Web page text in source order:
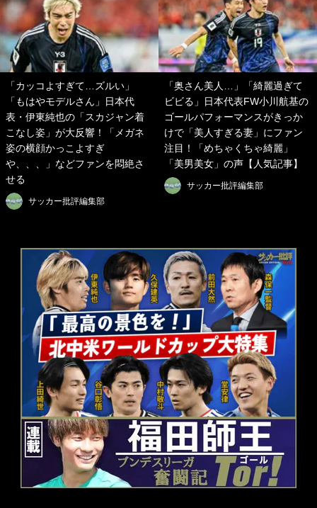
「カッコよすぎて…ズルい」
「もはやモデルさん」日本代
表・伊東純也の「スカジャン着
こなし姿」が大反響！「メガネ
姿の横顔かっこよすぎ
や、、、」などファンを悶絶さ
せる
サッカー批評編集部
「奥さん美人…」「綺麗過ぎて
ビビる」日本代表FW小川航基の
ゴールパフォーマンスがきっか
けで「美人すぎる妻」にファン
注目！「めちゃくちゃ綺麗」
「美男美女」の声【人気記事】
サッカー批評編集部